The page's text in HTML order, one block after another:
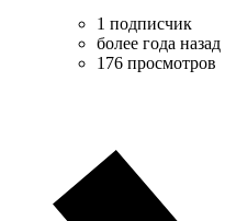
1 подписчик
более года назад
176 просмотров